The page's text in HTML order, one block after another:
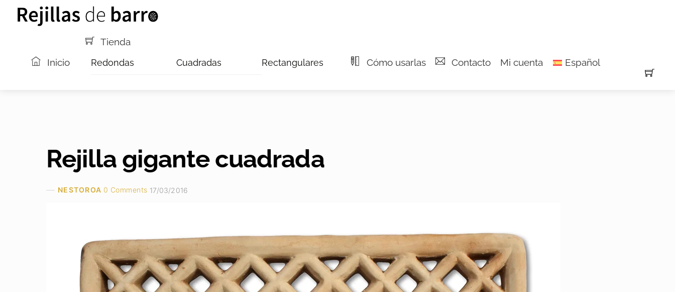
SaltarMenú
Inicio
Tienda
Redondas Cuadradas Rectangulares Cómo usarlas Contacto Mi cuenta Español
Rejilla gigante cuadrada
NESTOROA 0 Comments 17/03/2016